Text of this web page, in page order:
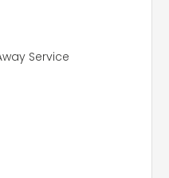
Service